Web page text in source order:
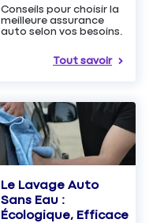
Conseils pour choisir la
meilleure assurance
auto selon vos besoins.
Tout savoir
Le Lavage Auto
Sans Eau :
Écologique, Efficace